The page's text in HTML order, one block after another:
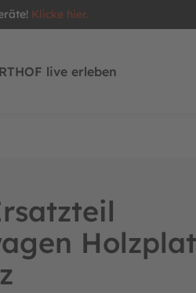
Klicke hier.
live erleben